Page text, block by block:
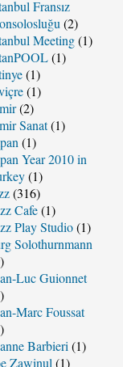
Fransız
(2)
Meeting(1)
(1)
(1)
(1)
(2)
Sanat(1)
(1)
Year 2010 in
(1)
(316)
Cafe(1)
Play Studio(1)
Solothurnmann
Luc Guionnet
Marc Foussat
Barbieri (1)
Zawinul (1)